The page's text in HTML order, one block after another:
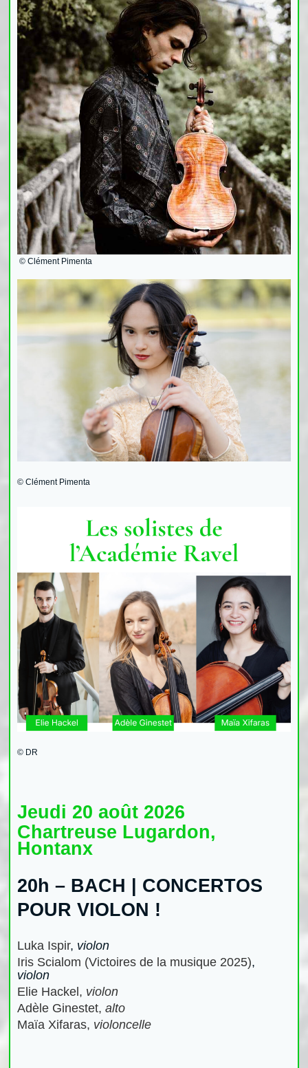
© Clément Pimenta
© Clément Pimenta
© DR
Jeudi 20 août 2026
Chartreuse Lugardon,
Hontanx
20h – BACH | CONCERTOS
POUR VIOLON !
Luka Ispir, violon
Iris Scialom (Victoires de la musique 2025),
violon
Elie Hackel, violon
Adèle Ginestet,alto
Maïa Xifaras, violoncelle